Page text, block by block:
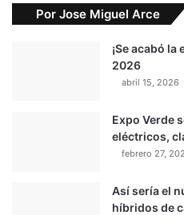
Por Jose Miguel Arce
¡Se acabó
2026
abril 15, 2026
Expo Verde
eléctricos,
febrero 27,
Así sería el
híbridos de